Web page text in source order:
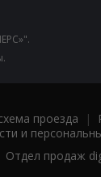
проезда |
и
Отдел продаж